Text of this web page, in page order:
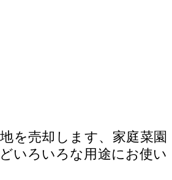
を売却します、家庭菜園
いろいろな用途にお使い